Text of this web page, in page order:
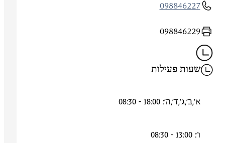
098846227
098846229
שעות פעילות
א',ב',ג',ד',ה': 18:00 - 08:30